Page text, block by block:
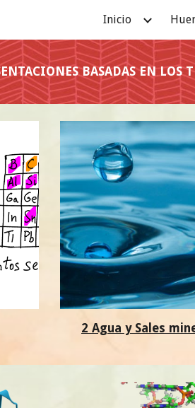
Skip to main content
Inicio
BASADAS EN
2 Agua y Sales